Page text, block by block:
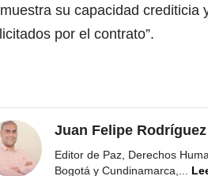
su capacidad crediticia
por el contrato”.
Juan Felipe Rodríguez
Editor de Paz, Derechos
Bogotá y Cundinamarca,